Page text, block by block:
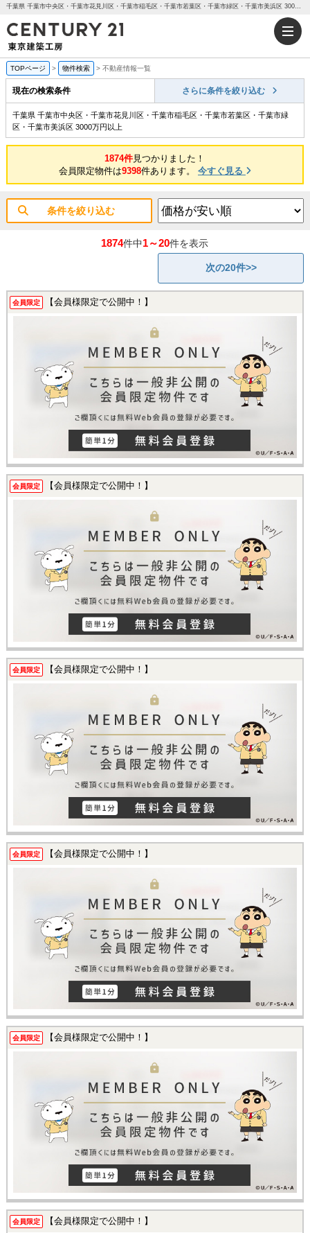
千葉県 千葉市中央区・千葉市花見川区・千葉市稲毛区・千葉市若葉区・千葉市緑区・千葉市美浜区 3000万円以上｜センチュリー21東京建築工房
TOPページ > 物件検索 > 不動産情報一覧
現在の検索条件 さらに条件を絞り込む
千葉県 千葉市中央区・千葉市花見川区・千葉市稲毛区・千葉市若葉区・千葉市緑
区・千葉市美浜区 3000万円以上
1874件見つかりました！
会員限定物件は9398件あります。 今すぐ見る
条件を絞り込む
1874件中1～20件を表示
次の20件>>
会員限定 【会員様限定で公開中！】
会員限定 【会員様限定で公開中！】
会員限定 【会員様限定で公開中！】
会員限定 【会員様限定で公開中！】
会員限定 【会員様限定で公開中！】
会員限定 【会員様限定で公開中！】